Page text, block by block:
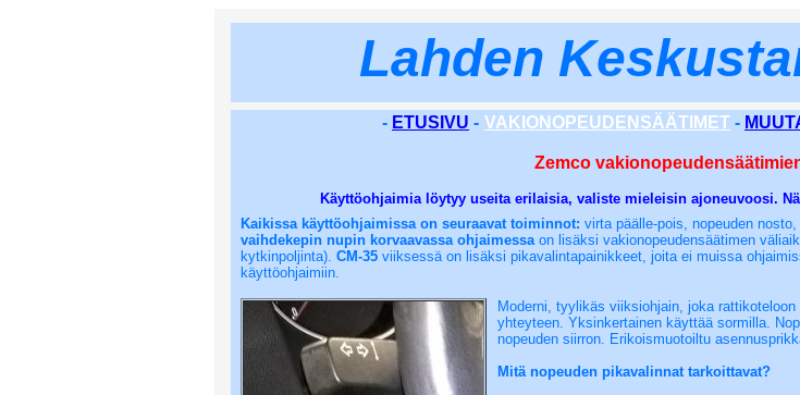
Lahden
- ETUSIVU - VAKIONOPEUDENSÄÄTIMET -
Zemco
Käyttöohjaimia löytyy useita erilaisia, valiste mieleisin ajoneuvoosi.
Kaikissa käyttöohjaimissa on seuraavat toiminnot: virta päälle-pois, nopeuden
vaihdekepin nupin korvaavassa ohjaimessaon lisäksi vakionopeudensäätimen
kytkinpoljinta). CM-35viiksessä on lisäksi pikavalintapainikkeet, joita ei muissa
käyttöohjaimiin.
Moderni, tyylikäs viiksiohjain, joka
yhteyteen. Yksinkertainen käyttää sormilla.
nopeuden siirron. Erikoismuotoiltu
Mitä nopeuden pikavalinnat tarkoittavat?